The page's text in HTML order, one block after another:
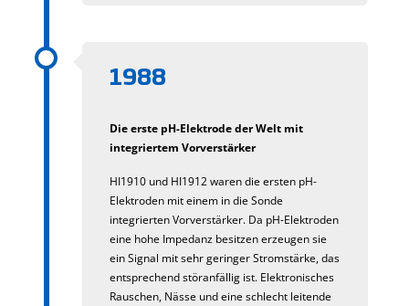
1988
Die erste pH-Elektrode der Welt mit
integriertem Vorverstärker
HI1910 und HI1912 waren die ersten pH-
Elektroden mit einem in die Sonde
integrierten Vorverstärker. Da pH-Elektroden
eine hohe Impedanz besitzen erzeugen sie
ein Signal mit sehr geringer Stromstärke, das
entsprechend störanfällig ist. Elektronisches
Rauschen, Nässe und eine schlecht leitende